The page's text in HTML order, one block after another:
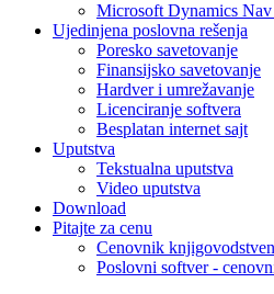
Microsoft Dynamics Nav
Ujedinjena poslovna rešenja
Poresko savetovanje
Finansijsko savetovanje
Hardver i umrežavanje
Licenciranje softvera
Besplatan internet sajt
Uputstva
Tekstualna uputstva
Video uputstva
Download
Pitajte za cenu
Cenovnik
Poslovni softver -